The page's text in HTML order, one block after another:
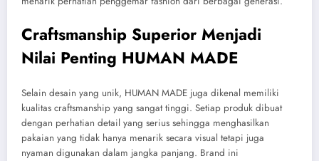
Craftsmanship Superior Menjadi
Nilai Penting HUMAN MADE
Selain desain yang unik, HUMAN MADE juga dikenal memiliki
kualitas craftsmanship yang sangat tinggi. Setiap produk dibuat
dengan perhatian detail yang serius sehingga menghasilkan
pakaian yang tidak hanya menarik secara visual tetapi juga
nyaman digunakan dalam jangka panjang. Brand ini